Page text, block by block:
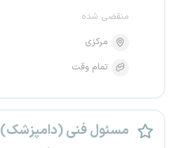
منقضی شده
مرکزی
تمام وقت
مسئول فنی (دامپزشک)